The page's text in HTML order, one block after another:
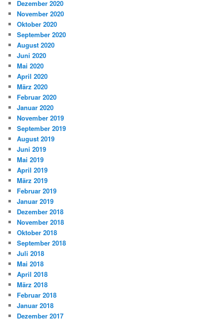
Dezember 2020
November 2020
Oktober 2020
September 2020
August 2020
Juni 2020
Mai 2020
April 2020
März 2020
Februar 2020
Januar 2020
November 2019
September 2019
August 2019
Juni 2019
Mai 2019
April 2019
März 2019
Februar 2019
Januar 2019
Dezember 2018
November 2018
Oktober 2018
September 2018
Juli 2018
Mai 2018
April 2018
März 2018
Februar 2018
Januar 2018
Dezember 2017